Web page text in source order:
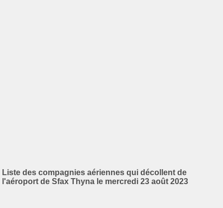
Liste des compagnies aériennes qui décollent de
l'aéroport de Sfax Thyna le mercredi 23 août 2023